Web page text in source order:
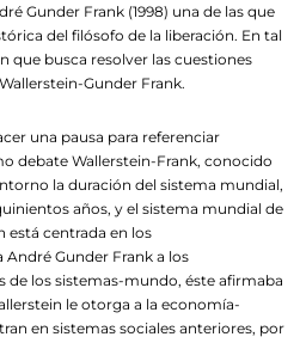
Gunder Frank (1998) una de las que
del filósofo de la liberación. En tal
que busca resolver las cuestiones
Gunder Frank.
una pausa para referenciar
debate Wallerstein-Frank, conocido
la duración del sistema mundial,
años, y el sistema mundial de
está centrada en los
Gunder Frank a los
de los sistemas-mundo, éste afirmaba
le otorga a la economía-
en sistemas sociales anteriores, por